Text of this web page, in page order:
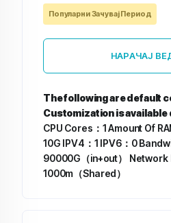
Популарни Зачувај Период
НАРАЧАЈ
The following are default
Customization is
CPU Cores：1Amount Of
10G IPV4：1 IPV6：0
90000G（in+out）
Network
1000m（Shared）